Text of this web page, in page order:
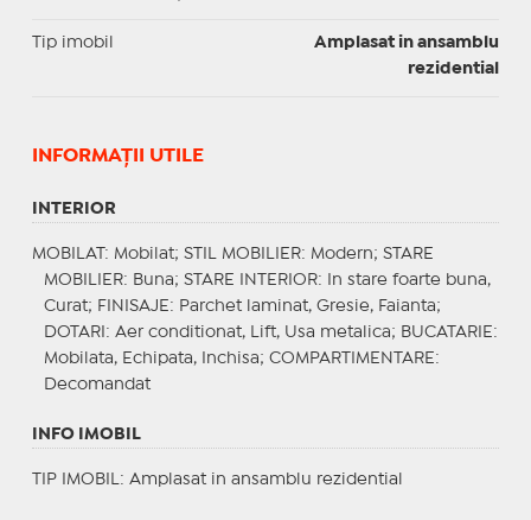
Tip imobil
Amplasat in ansamblu
rezidential
INFORMAŢII UTILE
INTERIOR
MOBILAT : Mobilat; STIL MOBILIER: Modern; STARE
MOBILIER: Buna; STARE INTERIOR: In stare foarte buna,
Curat; FINISAJE : Parchet laminat, Gresie, Faianta;
DOTARI : Aer conditionat, Lift, Usa metalica; BUCATARIE :
Mobilata, Echipata, Inchisa; COMPARTIMENTARE :
Decomandat
INFO IMOBIL
TIP IMOBIL : Amplasat in ansamblu rezidential